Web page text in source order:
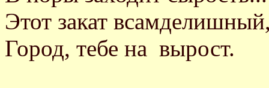
Этот закат
Город, тебе на вырост.